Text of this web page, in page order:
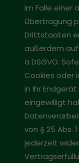
Im Falle einer
Übertragung
Drittstaaten
außerdem auf
a DSGVO.
Cookies oder
in Ihr
eingewilligt
von § 25 Abs.
jederzeit